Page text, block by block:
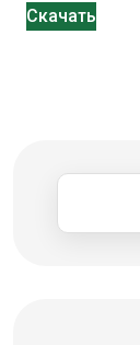
Скачать